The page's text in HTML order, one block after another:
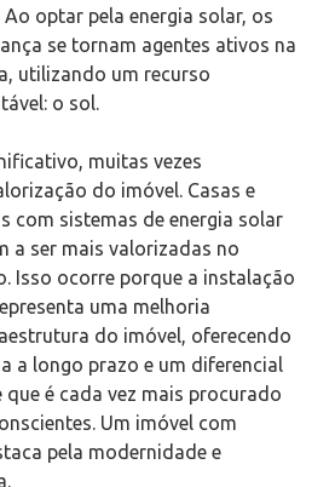
optar pela energia solar, os
se tornam agentes ativos na
utilizando um recurso
o sol.
muitas vezes
do imóvel. Casas e
com sistemas de energia solar
a ser mais valorizadas no
Isso ocorre porque a instalação
uma melhoria
do imóvel, oferecendo
a longo prazo e um diferencial
é cada vez mais procurado
Um imóvel com
pela modernidade e